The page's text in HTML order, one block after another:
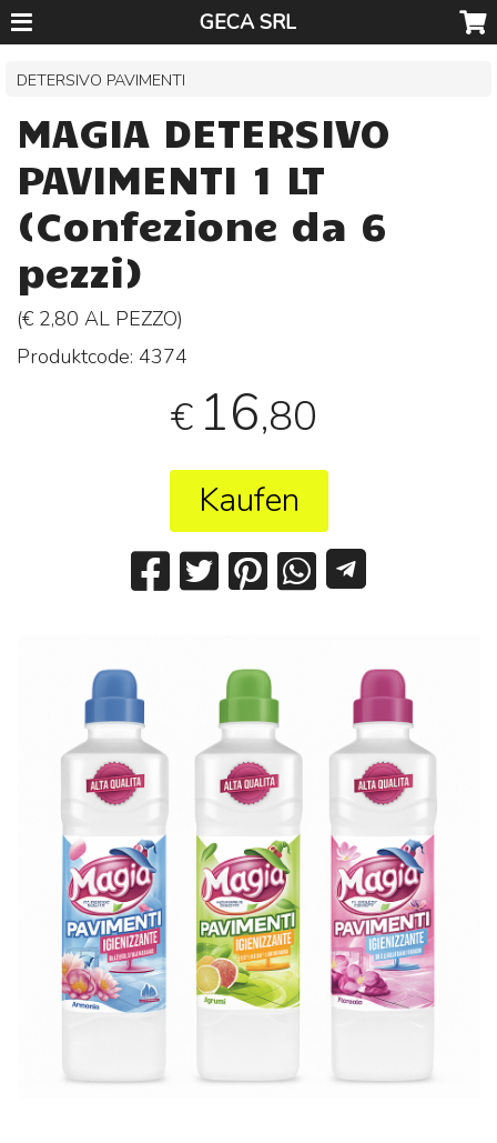
GECA SRL
DETERSIVO PAVIMENTI
MAGIA DETERSIVO
PAVIMENTI 1 LT
(Confezione da 6
pezzi)
(€ 2,80 AL PEZZO)
Produktcode:4374
€ 16,80
Kaufen